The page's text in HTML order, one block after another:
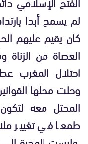
لم يسمح أبدا
كان يقيم عليهم
العصاة من
احتلال المغرب
وحلت محلها
المحتل معه
طمعا في تغيير